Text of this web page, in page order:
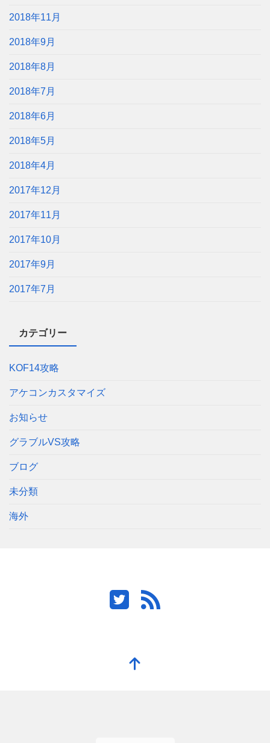
2018年11月
2018年9月
2018年8月
2018年7月
2018年6月
2018年5月
2018年4月
2017年12月
2017年11月
2017年10月
2017年9月
2017年7月
カテゴリー
KOF14攻略
アケコンカスタマイズ
お知らせ
グラブルVS攻略
ブログ
未分類
海外